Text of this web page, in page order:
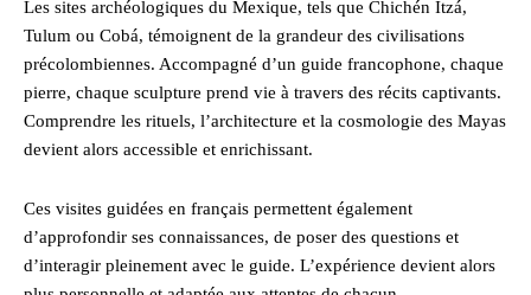
Les sites archéologiques du Mexique, tels que Chichén Itzá,
Tulum ou Cobá, témoignent de la grandeur des civilisations
précolombiennes. Accompagné d’un guide francophone, chaque
pierre, chaque sculpture prend vie à travers des récits captivants.
Comprendre les rituels, l’architecture et la cosmologie des Mayas
devient alors accessible et enrichissant.
Ces visites guidées en français permettent également
d’approfondir ses connaissances, de poser des questions et
d’interagir pleinement avec le guide. L’expérience devient alors